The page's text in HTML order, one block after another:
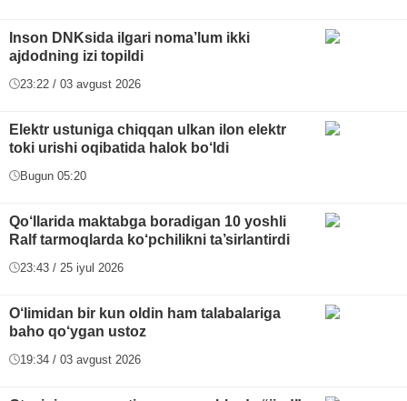
Inson DNKsida ilgari noma’lum ikki
ajdodning izi topildi
23:22 / 03 avgust 2026
Elektr ustuniga chiqqan ulkan ilon elektr
toki urishi oqibatida halok bo‘ldi
Bugun 05:20
Qo‘llarida maktabga boradigan 10 yoshli
Ralf tarmoqlarda ko‘pchilikni ta’sirlantirdi
23:43 / 25 iyul 2026
O‘limidan bir kun oldin ham talabalariga
baho qo‘ygan ustoz
19:34 / 03 avgust 2026